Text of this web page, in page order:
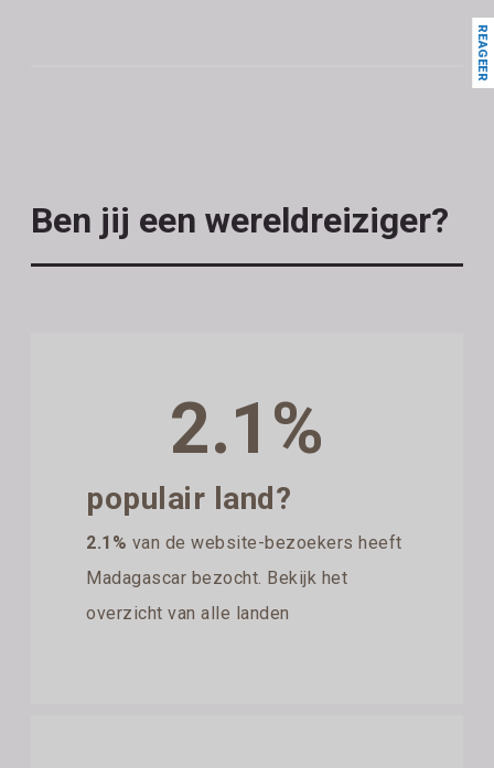
Ben jij een wereldreiziger?
2.1%
populair land?
2.1% van de website-bezoekers heeft
Madagascar bezocht. Bekijk het
overzicht van alle landen
REAGEER